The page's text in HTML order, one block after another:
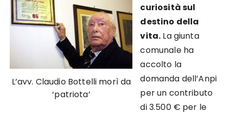
L’avv. Claudio Bottelli morì da
‘patriota’
curiosità sul
destino della
vita. La giunta
comunale ha
accolto la
domanda dell’Anpi
per un contributo
di 3.500 € per le